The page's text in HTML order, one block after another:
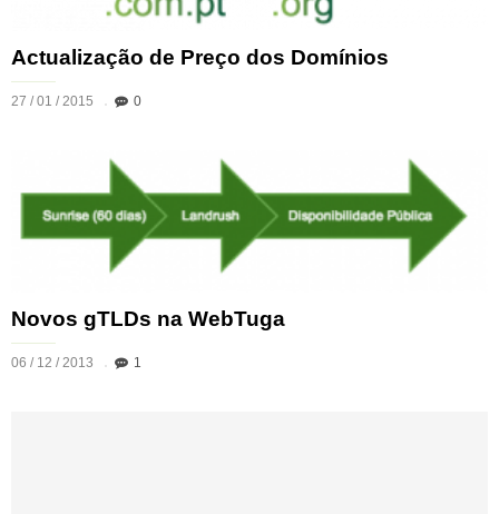
Actualização de Preço dos Domínios
27 / 01 / 2015 0
Novos gTLDs na WebTuga
06 / 12 / 2013 1